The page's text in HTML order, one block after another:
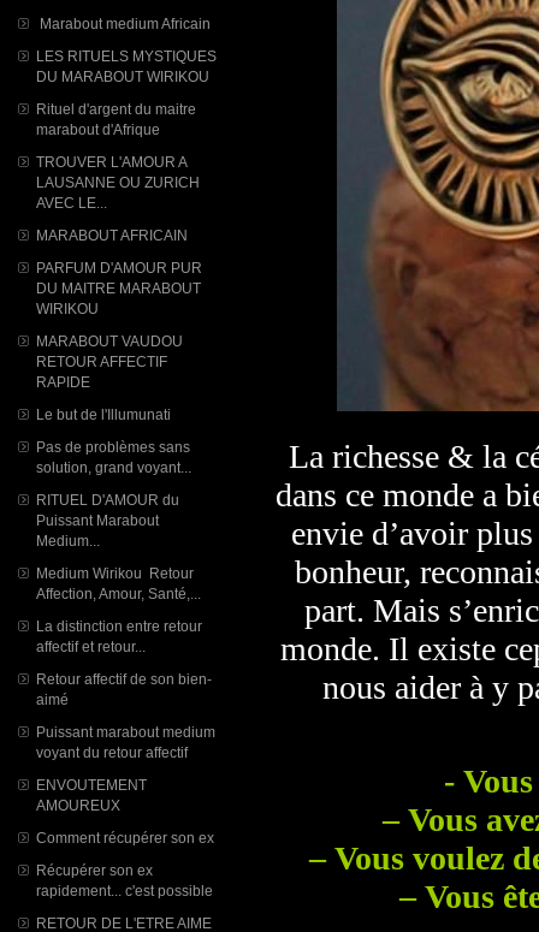
Marabout medium Africain
LES RITUELS MYSTIQUES
DU MARABOUT WIRIKOU
Rituel d'argent du maitre
marabout d'Afrique
TROUVER L'AMOUR A
LAUSANNE OU ZURICH
AVEC LE...
MARABOUT AFRICAIN
PARFUM D'AMOUR PUR
DU MAITRE MARABOUT
WIRIKOU
MARABOUT VAUDOU
RETOUR AFFECTIF
RAPIDE
Le but de l'Illumunati
Pas de problèmes sans
solution, grand voyant...
RITUEL D'AMOUR du
Puissant Marabout
Medium...
Medium Wirikou Retour
Affection, Amour, Santé,...
La distinction entre retour
affectif et retour...
Retour affectif de son bien-
aimé
Puissant marabout medium
voyant du retour affectif
ENVOUTEMENT
AMOUREUX
Comment récupérer son ex
Récupérer son ex
rapidement... c'est possible
RETOUR DE L'ETRE AIME
La richesse & la
dans ce monde a
envie d’avoir
bonheur,
part. Mais
monde. Il existe
nous aider à y
-
– Vous
– Vous voulez
– Vous